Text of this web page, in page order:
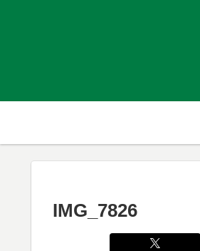
IMG_7826